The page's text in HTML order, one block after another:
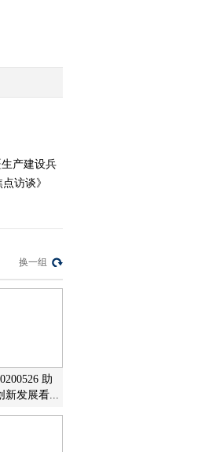
产建设兵
访谈》
换一组
助
新发展看...